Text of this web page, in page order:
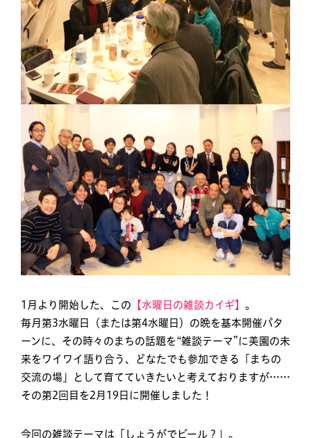
1月より開始した、この 【水曜日の雑談カイギ】 。
毎月第3水曜日（または第4水曜日）の晩を基本開催パタ
ーンに、その時々のまちの話題を“雑談テーマ”に美園の未
来をワイワイ語り合う、どなたでも参加できる「まちの
交流の場」として育てていきたいと考えておりますが……
その第2回目を2月19日に開催しました！
今回の雑談テーマは「しょうがでビール？」。